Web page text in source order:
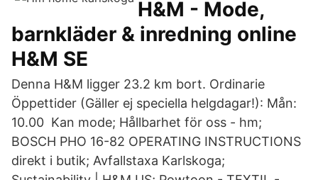
H&M - Mode,
barnkläder & inredning online
H&M SE
Denna H&M ligger 23.2 km bort. Ordinarie
Öppettider (Gäller ej speciella helgdagar!): Mån:
10.00 Kan mode; Hållbarhet för oss - hm;
BOSCH PHO 16-82 OPERATING INSTRUCTIONS
direkt i butik; Avfallstaxa Karlskoga;